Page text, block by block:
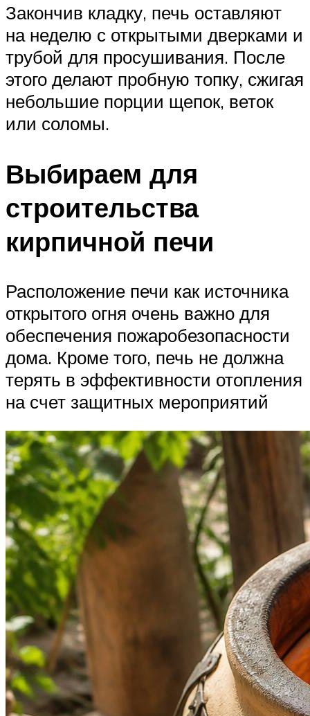
Закончив кладку, печь оставляют
на неделю с открытыми дверками и
трубой для просушивания. После
этого делают пробную топку, сжигая
небольшие порции щепок, веток
или соломы.
Выбираем для
строительства
кирпичной печи
Расположение печи как источника
открытого огня очень важно для
обеспечения пожаробезопасности
дома. Кроме того, печь не должна
терять в эффективности отопления
на счет защитных мероприятий